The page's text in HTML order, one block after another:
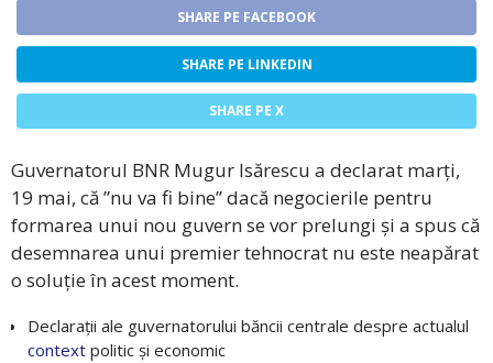
SHARE PE FACEBOOK
SHARE PE LINKEDIN
SHARE PE X
Guvernatorul BNR Mugur Isărescu a declarat marți,
19 mai, că ”nu va fi bine” dacă negocierile pentru
formarea unui nou guvern se vor prelungi și a spus că
desemnarea unui premier tehnocrat nu este neapărat
o soluție în acest moment.
Declarații ale guvernatorului băncii centrale despre actualul
context politic și economic